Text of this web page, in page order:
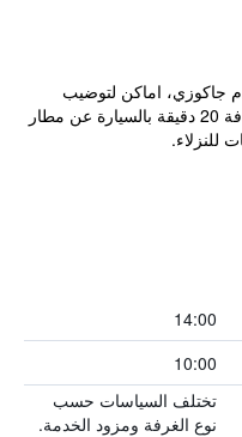
جاكوزي، اماكن لتوضيب
الأمتعة وخدمة التذاكر. يبعد الموتيل مسافة 20 دقيقة بالسيارة عن مطار
للنزلاء.
14:00
10:00
تختلف السياسات حسب
نوع الغرفة ومزود الخدمة.